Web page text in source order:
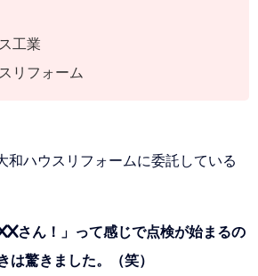
工業
リフォーム
和ハウスリフォームに委託している
さん！」って感じで点検が始まるの
は驚きました。（笑）